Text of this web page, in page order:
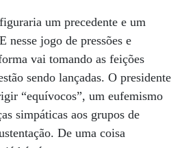
um precedente e um
nesse jogo de pressões e
vai tomando as feições
sendo lançadas. O presidente
“equívocos”, um eufemismo
simpáticas aos grupos de
De uma coisa